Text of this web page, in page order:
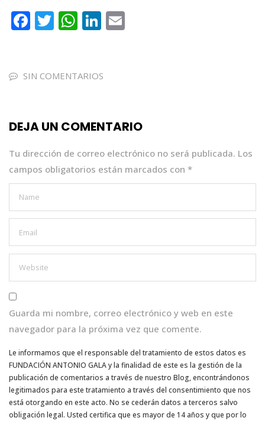
F
e
o
k
T
te
W
ts
p
Li
e
SIN COMENTARIOS
DEJA UN COMENTARIO
Tu dirección de correo electrónico no será publicada. Los
campos obligatorios están marcados con *
Guarda mi nombre, correo electrónico y web en este
navegador para la próxima vez que comente.
Le informamos que el responsable del tratamiento de estos datos es
FUNDACIÓN ANTONIO GALA y la finalidad de este es la gestión de la
publicación de comentarios a través de nuestro Blog, encontrándonos
legitimados para este tratamiento a través del consentimiento que nos
está otorgando en este acto. No se cederán datos a terceros salvo
obligación legal. Usted certifica que es mayor de 14 años y que por lo